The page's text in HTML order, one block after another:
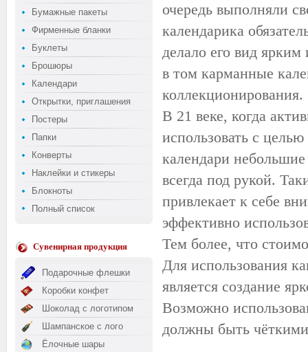
Бумажные пакеты
Фирменные бланки
Буклеты
Брошюры
Календари
Открытки, приглашения
Постеры
Папки
Конверты
Наклейки и стикеры
Блокноты
Полный список
Сувенирная продукция
Подарочные флешки
Коробки конфет
Шоколад с логотипом
Шампанское с лого
Ёлочные шары
очередь выполняли
календарика
делало его вид
в том карманные
коллекционирования.
В 21 веке, когда
использовать с
календари
всегда под рукой.
привлекает к себе
эффективно
Тем более, что
Для использования
является создание
Возможно
должны быть